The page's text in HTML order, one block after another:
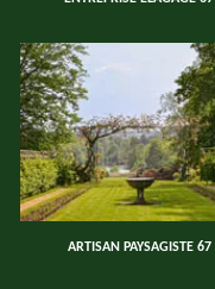
ARTISAN PAYSAGISTE 67